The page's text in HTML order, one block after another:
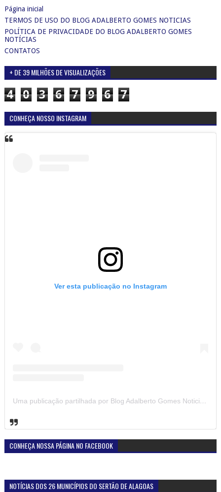
Página inicial
TERMOS DE USO DO BLOG ADALBERTO GOMES NOTICIAS
POLÍTICA DE PRIVACIDADE DO BLOG ADALBERTO GOMES
NOTÍCIAS
CONTATOS
+ DE 39 MILHÕES DE VISUALIZAÇÕES
4 0 3 6 7 9 6 7
CONHEÇA NOSSO INSTAGRAM
Ver esta publicação no Instagram
Uma publicação partilhada por Blog Adalberto Gomes Noticias (@blogadalbertogomesnoticiass)
CONHEÇA NOSSA PÁGINA NO FACEBOOK
NOTÍCIAS DOS 26 MUNICÍPIOS DO SERTÃO DE ALAGOAS